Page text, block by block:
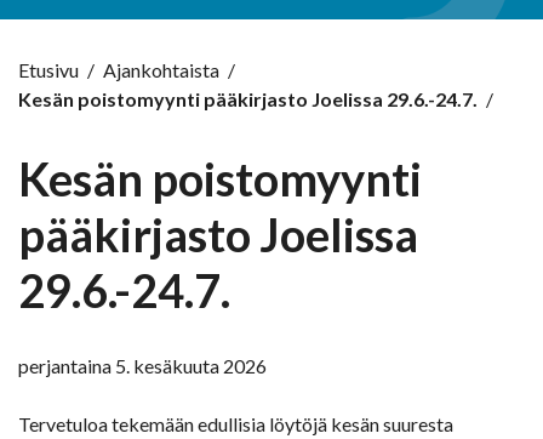
Etusivu / Ajankohtaista /
Kesän poistomyynti pääkirjasto Joelissa 29.6.-24.7. /
Kesän poistomyynti
pääkirjasto Joelissa
29.6.-24.7.
perjantaina 5. kesäkuuta 2026
Tervetuloa tekemään edullisia löytöjä kesän suuresta